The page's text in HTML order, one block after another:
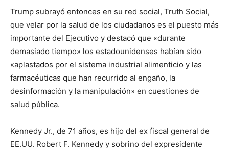
Trump subrayó entonces en su red social, Truth Social,
que velar por la salud de los ciudadanos es el puesto más
importante del Ejecutivo y destacó que «durante
demasiado tiempo» los estadounidenses habían sido
«aplastados por el sistema industrial alimenticio y las
farmacéuticas que han recurrido al engaño, la
desinformación y la manipulación» en cuestiones de
salud pública.
Kennedy Jr., de 71 años, es hijo del ex fiscal general de
EE.UU. Robert F. Kennedy y sobrino del expresidente